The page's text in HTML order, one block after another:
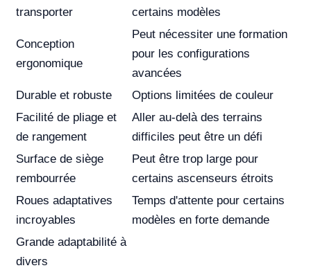
transporter
certains modèles
Conception
ergonomique
Peut nécessiter une formation
pour les configurations
avancées
Durable et robuste
Options limitées de couleur
Facilité de pliage et
de rangement
Aller au-delà des terrains
difficiles peut être un défi
Surface de siège
rembourrée
Peut être trop large pour
certains ascenseurs étroits
Roues adaptatives
incroyables
Temps d'attente pour certains
modèles en forte demande
Grande adaptabilité à
divers